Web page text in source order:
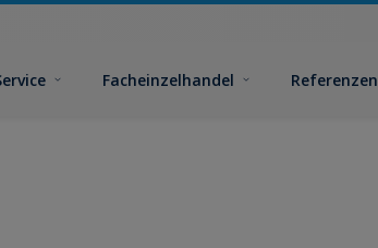
Facheinzelhandel Referenzen